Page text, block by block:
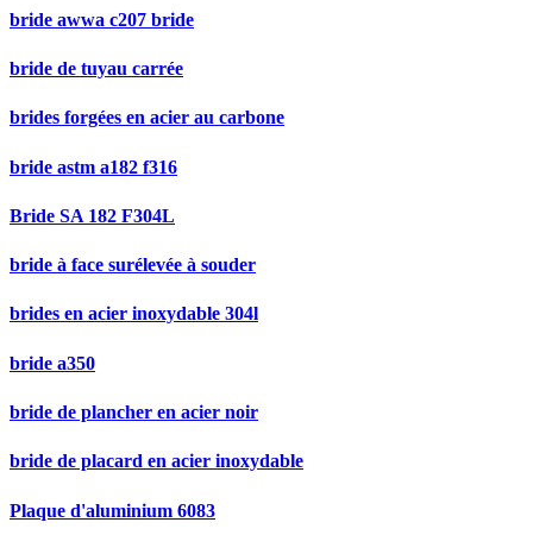
bride awwa c207 bride
bride de tuyau carrée
brides forgées en acier au carbone
bride astm a182 f316
Bride SA 182 F304L
bride à face surélevée à souder
brides en acier inoxydable 304l
bride a350
bride de plancher en acier noir
bride de placard en acier inoxydable
Plaque d'aluminium 6083